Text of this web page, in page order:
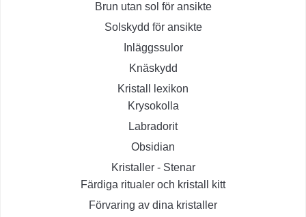
Brun utan sol för ansikte
Solskydd för ansikte
Inläggssulor
Knäskydd
Kristall lexikon
Krysokolla
Labradorit
Obsidian
Kristaller - Stenar
Färdiga ritualer och kristall kitt
Förvaring av dina kristaller